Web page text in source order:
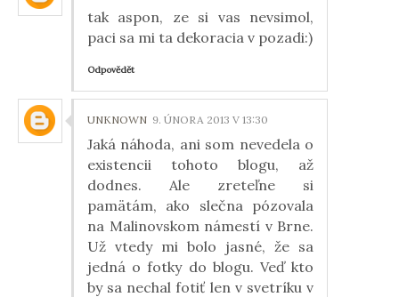
tak aspon, ze si vas nevsimol,
paci sa mi ta dekoracia v pozadi:)
Odpovědět
UNKNOWN 9. ÚNORA 2013 V 13:30
Jaká náhoda, ani som nevedela o
existencii tohoto blogu, až
dodnes. Ale zreteľne si
pamätám, ako slečna pózovala
na Malinovskom námestí v Brne.
Už vtedy mi bolo jasné, že sa
jedná o fotky do blogu. Veď kto
by sa nechal fotiť len v svetríku v